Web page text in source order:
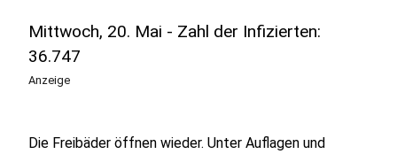
Mittwoch, 20. Mai - Zahl der Infizierten:
36.747
Anzeige
Die Freibäder öffnen wieder. Unter Auflagen und